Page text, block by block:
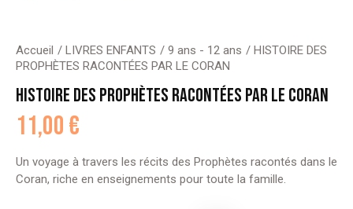
Accueil LIVRES ENFANTS 9 ans - 12 ans
HISTOIRE DES
PROPHÈTES RACONTÉES PAR LE CORAN
HISTOIRE DES PROPHÈTES RACONTÉES PAR LE CORAN
11,00€
Un voyage à travers les récits des Prophètes racontés dans le
Coran, riche en enseignements pour toute la famille.